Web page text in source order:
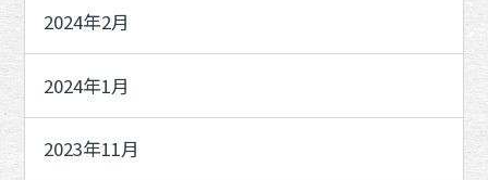
2024年2月
2024年1月
2023年11月